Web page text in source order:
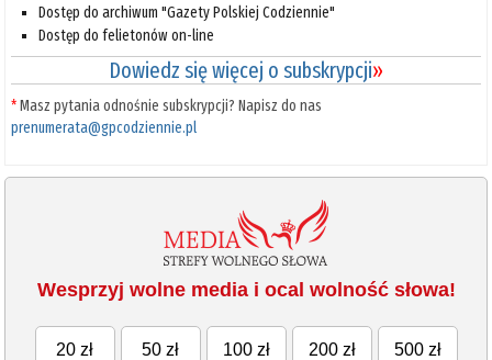
Dostęp do archiwum "Gazety Polskiej Codziennie"
Dostęp do felietonów on-line
Dowiedz się więcej o subskrypcji»
*Masz pytania odnośnie subskrypcji? Napisz do nas
prenumerata@gpcodziennie.pl
Wesprzyj wolne media i ocal wolność słowa!
20 zł 50 zł 100 zł 200 zł 500 zł